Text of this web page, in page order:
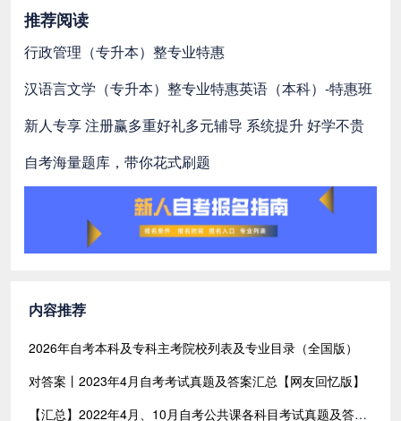
推荐阅读
行政管理（专升本）整专业特惠
汉语言文学（专升本）整专业特惠英语（本科）-特惠班
新人专享 注册赢多重好礼多元辅导 系统提升 好学不贵
自考海量题库，带你花式刷题
内容推荐
2026年自考本科及专科主考院校列表及专业目录（全国版）
对答案丨2023年4月自考考试真题及答案汇总【网友回忆版】
【汇总】2022年4月、10月自考公共课各科目考试真题及答案汇总（共含24科目）